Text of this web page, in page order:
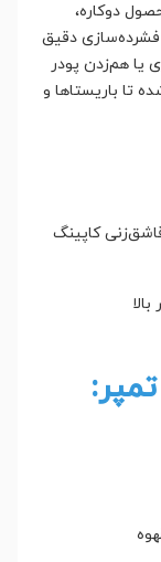
دوکاره،
فشرده‌سازی دقیق
یا هم‌زدن پودر
تا باریستاها و
کاپینگ